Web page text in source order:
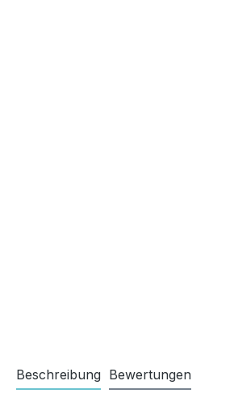
Beschreibung Bewertungen